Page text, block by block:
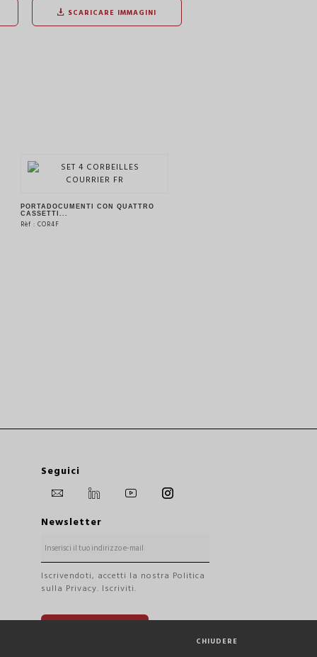
SCARICARE IMMAGINI
PORTADOCUMENTI CON QUATTRO
CASSETTI...
Rèf : COR4F
Seguici
Newsletter
Iscrivendoti, accetti la nostra Politica
sulla Privacy. Iscriviti.
CHIUDERE